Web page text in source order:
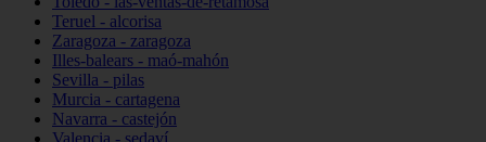
Teruel - alcorisa
Zaragoza - zaragoza
Illes-balears - maó-mahón
Sevilla - pilas
Murcia - cartagena
Navarra - castejón
Valencia - sedaví